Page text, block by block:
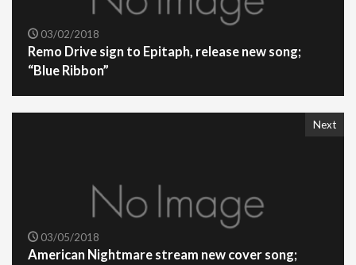
03/02/2018
Remo Drive sign to Epitaph, release new song;
“Blue Ribbon”
Next
03/05/2018
American Nightmare stream new cover song;